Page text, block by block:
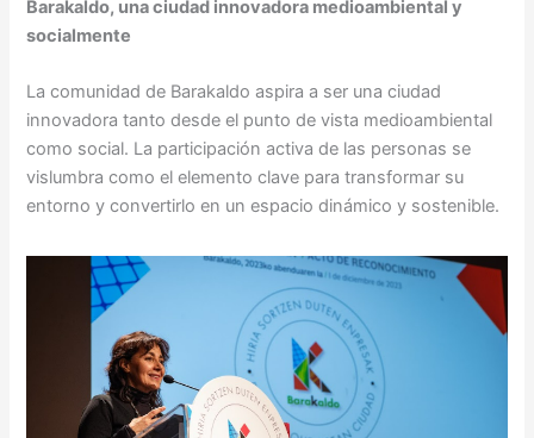
Barakaldo, una ciudad innovadora medioambiental y
socialmente
La comunidad de Barakaldo aspira a ser una ciudad
innovadora tanto desde el punto de vista medioambiental
como social. La participación activa de las personas se
vislumbra como el elemento clave para transformar su
entorno y convertirlo en un espacio dinámico y sostenible.